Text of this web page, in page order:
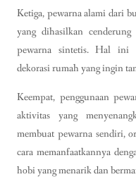
Ketiga, pewarna alami dari
yang dihasilkan
pewarna sintetis. Hal ini
dekorasi rumah yang ingin
Keempat, penggunaan
aktivitas yang
membuat pewarna sendiri,
cara memanfaatkannya
hobi yang menarik dan